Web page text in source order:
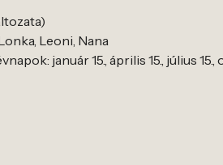
Leoni, Nana
január 15., április 15., július 15.,